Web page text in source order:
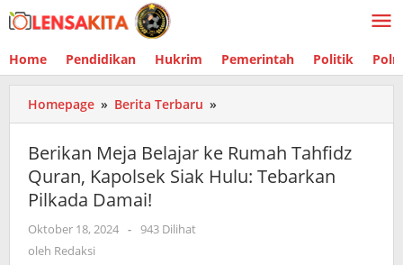
Lewati
ke
Home Pendidikan Hukrim Pemerintah Politik
Homepage » Berita Terbaru »
Meja
ke
Rumah
Berikan Meja Belajar ke Rumah Tahfidz
Quran, Kapolsek Siak Hulu: Tebarkan
Pilkada Damai!
Oktober 18, 2024 oleh
- 943 Dilihat
oleh Redaksi